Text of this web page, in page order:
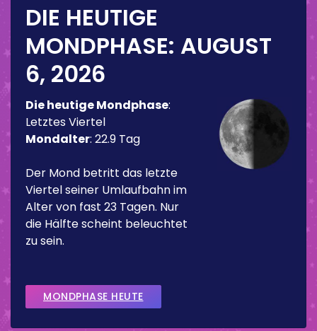
DIE HEUTIGE
MONDPHASE: AUGUST
6, 2026
Die heutige Mondphase:
Letztes Viertel
Mondalter: 22.9 Tag
Der Mond betritt das letzte
Viertel seiner Umlaufbahn im
Alter von fast 23 Tagen. Nur
die Hälfte scheint beleuchtet
zu sein.
MONDPHASE HEUTE